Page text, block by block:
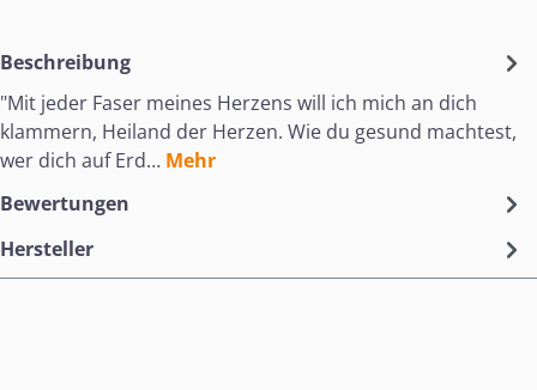
Beschreibung
"Mit jeder Faser meines Herzens will ich mich an dich
klammern, Heiland der Herzen. Wie du gesund machtest,
wer dich auf Erd… Mehr
Bewertungen
Hersteller